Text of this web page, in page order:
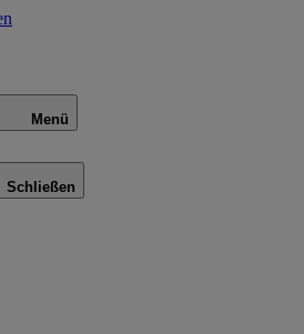
Menü
Schließen